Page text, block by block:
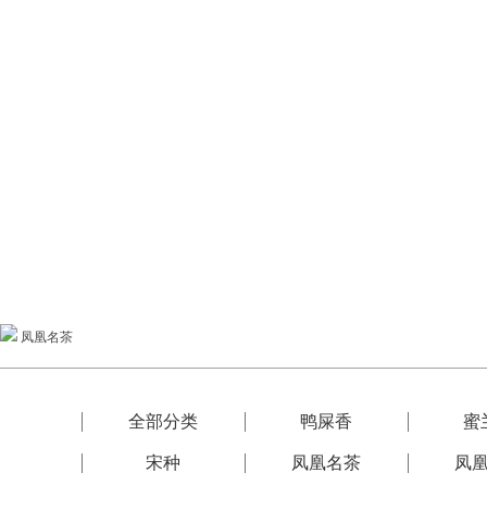
凤凰名茶
全部分类 鸭屎香 蜜
宋种 凤凰名茶 凤